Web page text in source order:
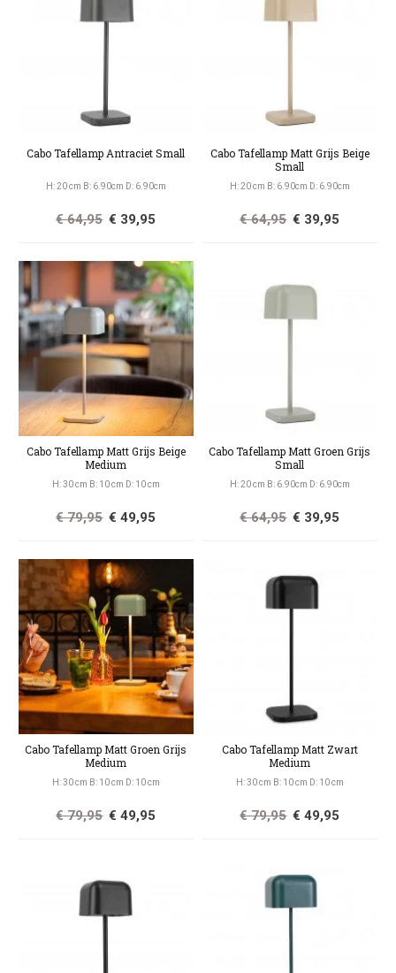
Cabo Tafellamp Antraciet Small
H: 20 cm B: 6.90cm D: 6.90cm
€ 39,95
€ 64,95
Cabo Tafellamp Matt Grijs Beige
Small
H: 20 cm B: 6.90cm D: 6.90cm
€ 39,95
€ 64,95
Cabo Tafellamp Matt Grijs Beige
Medium
H: 30 cm B: 10 cm D: 10 cm
€ 49,95
€ 79,95
Cabo Tafellamp Matt Groen Grijs
Small
H: 20 cm B: 6.90cm D: 6.90cm
€ 39,95
€ 64,95
Cabo Tafellamp Matt Groen Grijs
Medium
H: 30 cm B: 10 cm D: 10 cm
€ 49,95
€ 79,95
Cabo Tafellamp Matt Zwart
Medium
H: 30 cm B: 10 cm D: 10 cm
€ 49,95
€ 79,95